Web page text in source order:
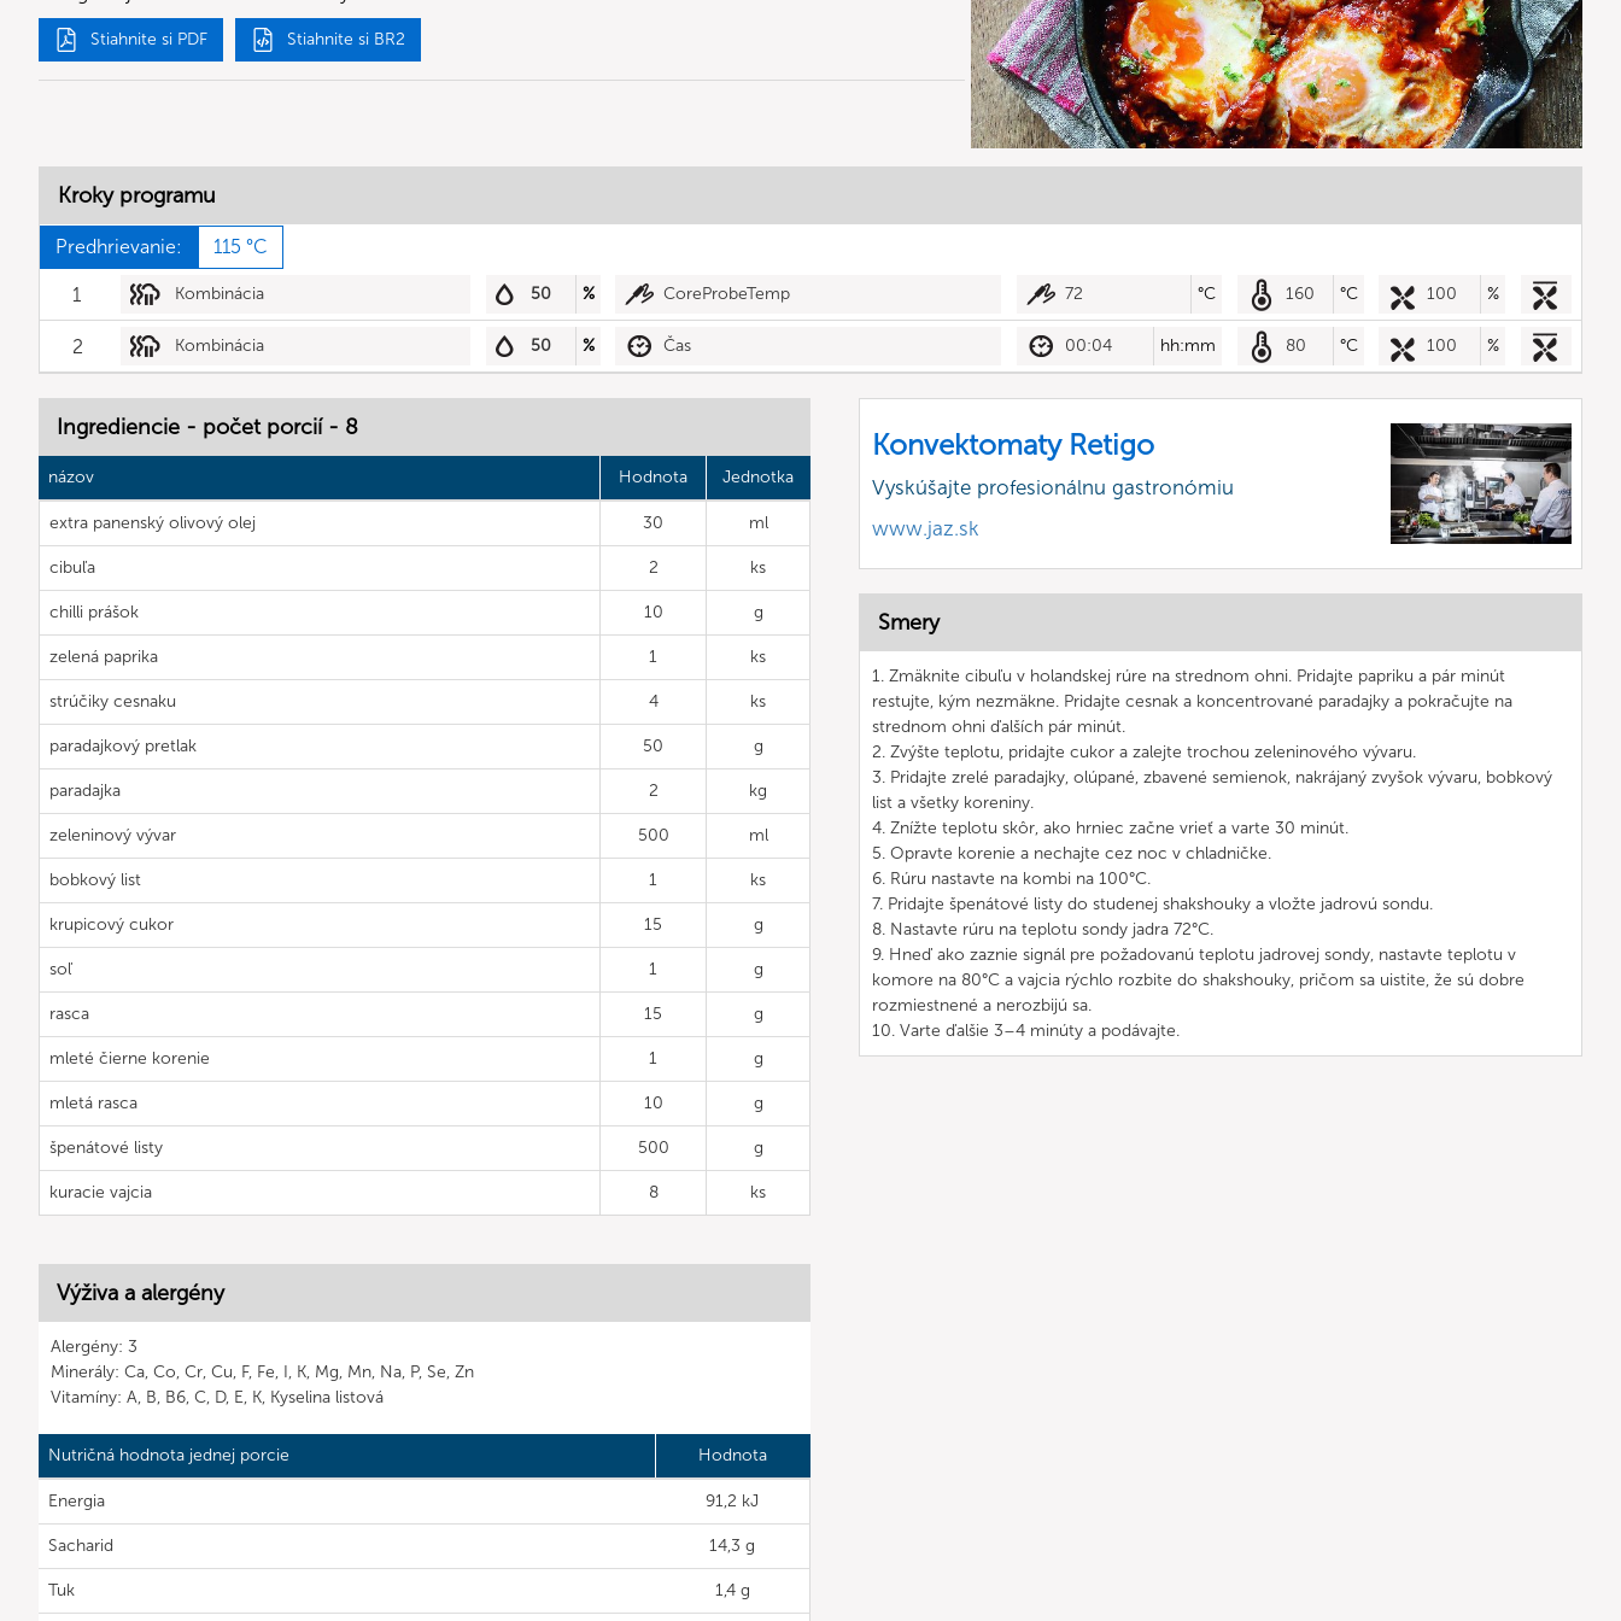
Stiahnite si PDF Stiahnite si BR2
Kroky programu
Predhrievanie: 115 °C
1 Kombinácia 50 % CoreProbeTemp 72 °C 160 °C 100 %
2 Kombinácia 50 % Čas 00:04 hh:mm 80 °C 100 %
Ingrediencie - počet porcií - 8
názov Hodnota Jednotka
extra panenský olivový olej 30 ml
cibuľa 2 ks
chilli prášok 10 g
zelená paprika 1 ks
strúčiky cesnaku 4 ks
paradajkový pretlak 50 g
paradajka 2 kg
zeleninový vývar 500 ml
bobkový list 1 ks
krupicový cukor 15 g
soľ 1 g
rasca 15 g
mleté čierne korenie 1 g
mletá rasca 10 g
špenátové listy 500 g
kuracie vajcia 8 ks
Výživa a alergény
Alergény: 3
Minerály: Ca, Co, Cr, Cu, F, Fe, I, K, Mg, Mn, Na, P, Se, Zn
Vitamíny: A, B, B6, C, D, E, K, Kyselina listová
Nutričná hodnota jednej porcie Hodnota
Energia 91,2 kJ
Sacharid 14,3 g
Tuk 1,4 g
Konvektomaty Retigo
Vyskúšajte profesionálnu gastronómiu
www.jaz.sk
Smery
1. Zmäknite cibuľu v holandskej rúre na strednom ohni. Pridajte papriku a pár minút
restujte, kým nezmäkne. Pridajte cesnak a koncentrované paradajky a pokračujte na
strednom ohni ďalších pár minút.
2. Zvýšte teplotu, pridajte cukor a zalejte trochou zeleninového vývaru.
3. Pridajte zrelé paradajky, olúpané, zbavené semienok, nakrájaný zvyšok vývaru, bobkový
list a všetky koreniny.
4. Znížte teplotu skôr, ako hrniec začne vrieť a varte 30 minút.
5. Opravte korenie a nechajte cez noc v chladničke.
6. Rúru nastavte na kombi na 100°C.
7. Pridajte špenátové listy do studenej shakshouky a vložte jadrovú sondu.
8. Nastavte rúru na teplotu sondy jadra 72°C.
9. Hneď ako zaznie signál pre požadovanú teplotu jadrovej sondy, nastavte teplotu v
komore na 80°C a vajcia rýchlo rozbite do shakshouky, pričom sa uistite, že sú dobre
rozmiestnené a nerozbijú sa.
10. Varte ďalšie 3–4 minúty a podávajte.